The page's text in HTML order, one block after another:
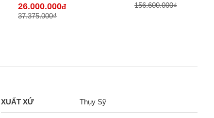
VN
26.000.000đ
37.375.000₫
156.600.000₫
XUẤT XỨ Thụy Sỹ